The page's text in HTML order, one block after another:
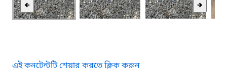
🡸 🡺
এই কনটেন্টটি শেয়ার করতে ক্লিক করুন